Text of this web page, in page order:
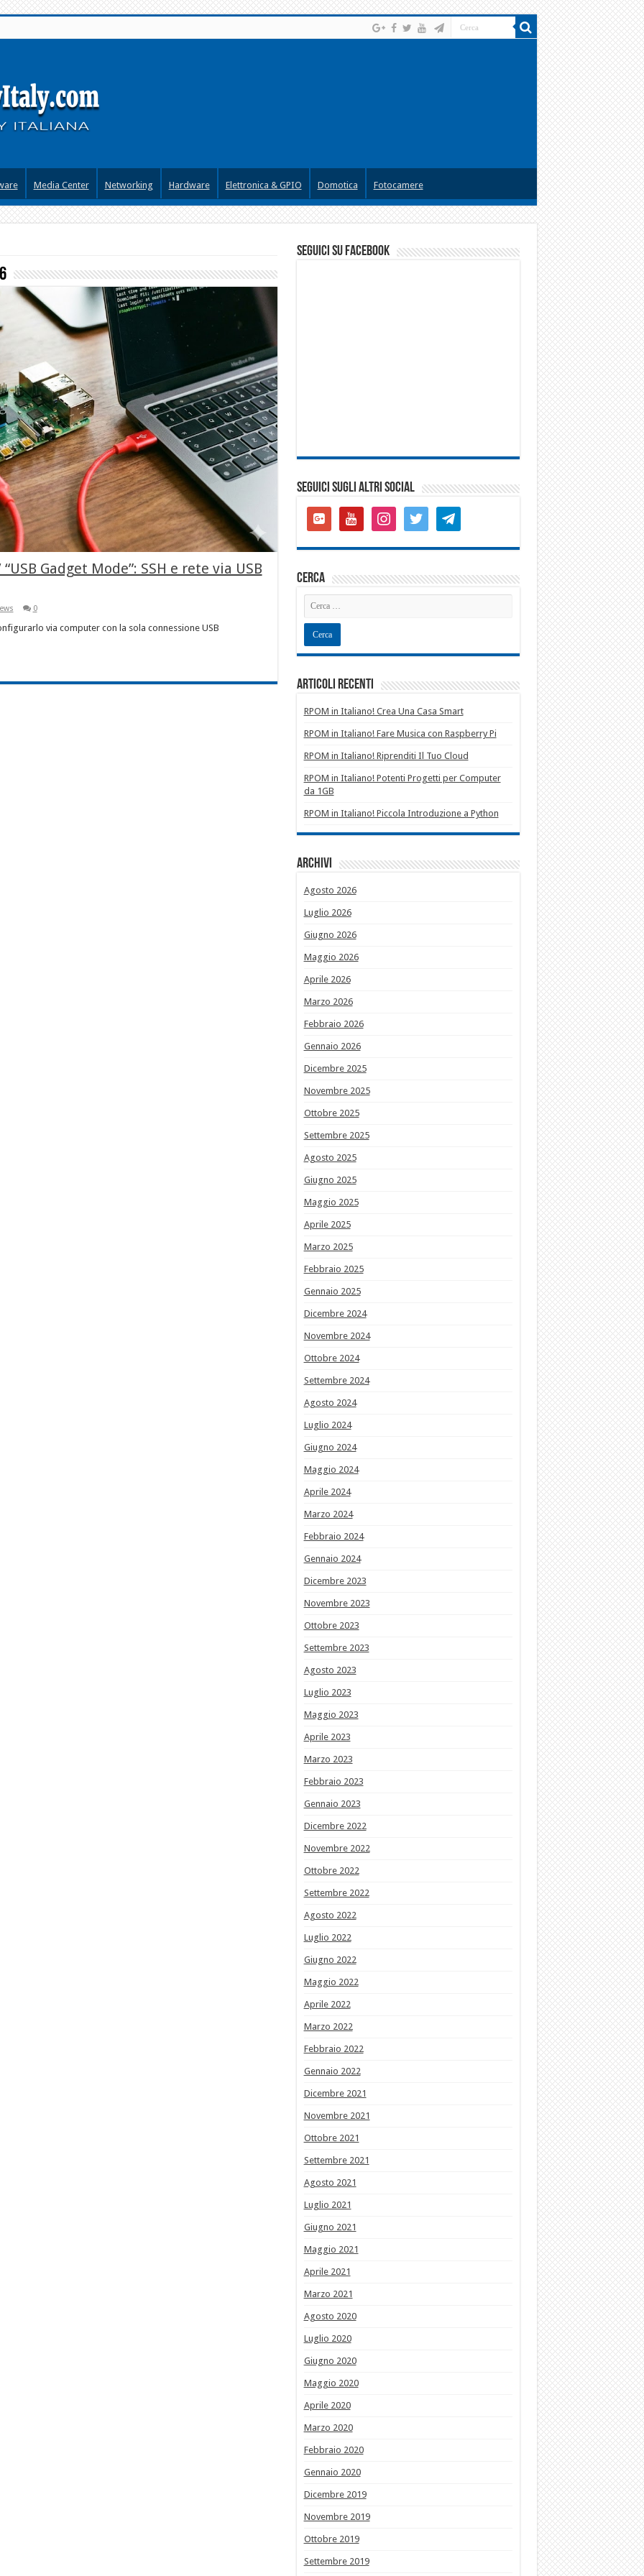
Media Center Networking Hardware Elettronica & GPIO Domotica Fotocamere
Gadget Mode”: SSH e rete via USB
0
via computer con la sola connessione USB
seguici su facebook
SEGUICI SUGLI ALTRI SOCIAL
google-
plus-
youtube instagramtwitter telegram
cerca
Articoli recenti
RPOM in Italiano! Crea Una Casa Smart
RPOM in Italiano! Fare Musica con Raspberry Pi
RPOM in Italiano! Riprenditi Il Tuo Cloud
RPOM in Italiano! Potenti Progetti per Computer
da 1GB
RPOM in Italiano! Piccola Introduzione a Python
Archivi
Agosto 2026
Luglio 2026
Giugno 2026
Maggio 2026
Aprile 2026
Marzo 2026
Febbraio 2026
Gennaio 2026
Dicembre 2025
Novembre 2025
Ottobre 2025
Settembre 2025
Agosto 2025
Giugno 2025
Maggio 2025
Aprile 2025
Marzo 2025
Febbraio 2025
Gennaio 2025
Dicembre 2024
Novembre 2024
Ottobre 2024
Settembre 2024
Agosto 2024
Luglio 2024
Giugno 2024
Maggio 2024
Aprile 2024
Marzo 2024
Febbraio 2024
Gennaio 2024
Dicembre 2023
Novembre 2023
Ottobre 2023
Settembre 2023
Agosto 2023
Luglio 2023
Maggio 2023
Aprile 2023
Marzo 2023
Febbraio 2023
Gennaio 2023
Dicembre 2022
Novembre 2022
Ottobre 2022
Settembre 2022
Agosto 2022
Luglio 2022
Giugno 2022
Maggio 2022
Aprile 2022
Marzo 2022
Febbraio 2022
Gennaio 2022
Dicembre 2021
Novembre 2021
Ottobre 2021
Settembre 2021
Agosto 2021
Luglio 2021
Giugno 2021
Maggio 2021
Aprile 2021
Marzo 2021
Agosto 2020
Luglio 2020
Giugno 2020
Maggio 2020
Aprile 2020
Marzo 2020
Febbraio 2020
Gennaio 2020
Dicembre 2019
Novembre 2019
Ottobre 2019
Settembre 2019